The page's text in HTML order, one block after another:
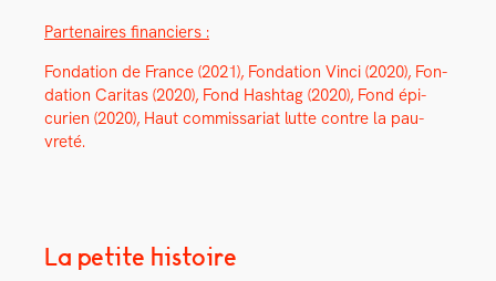
Parte­naires financiers :
Fon­da­tion de France (2021), Fon­da­tion Vin­ci (2020), Fon­
da­tion Car­i­tas (2020), Fond Hash­tag (2020), Fond épi­
curien (2020), Haut com­mis­sari­at lutte con­tre la pau­
vreté.
La petite histoire